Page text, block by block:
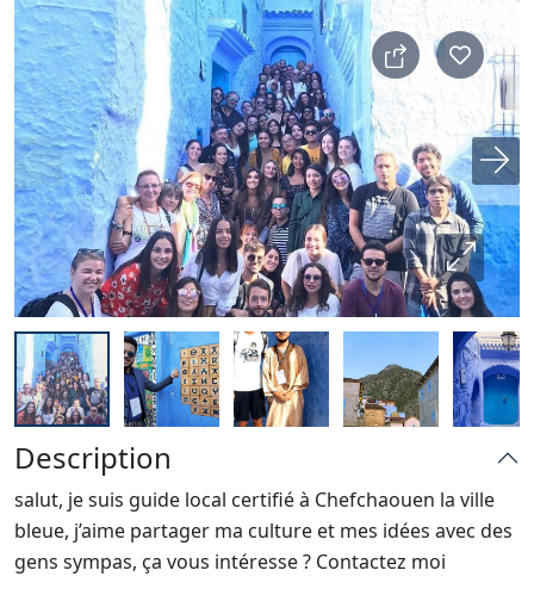
Description
salut, je suis guide local certifié à Chefchaouen la ville
bleue, j’aime partager ma culture et mes idées avec des
gens sympas, ça vous intéresse ? Contactez moi